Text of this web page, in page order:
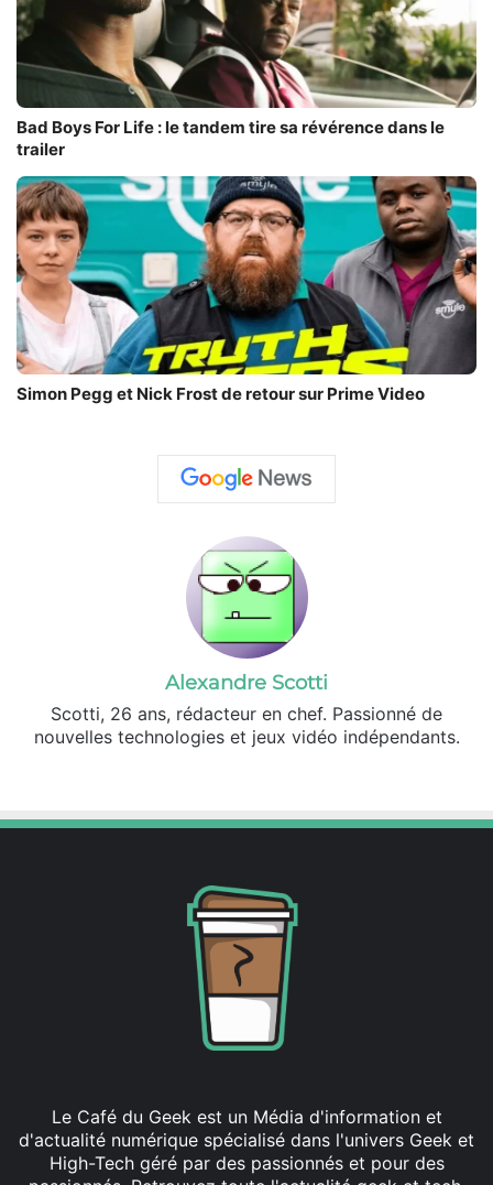
Bad Boys For Life : le tandem tire sa révérence dans le
trailer
Simon Pegg et Nick Frost de retour sur Prime Video
Alexandre Scotti
Scotti, 26 ans, rédacteur en chef. Passionné de
nouvelles technologies et jeux vidéo indépendants.
Le Café du Geek est un Média d'information et
d'actualité numérique spécialisé dans l'univers Geek et
High-Tech géré par des passionnés et pour des